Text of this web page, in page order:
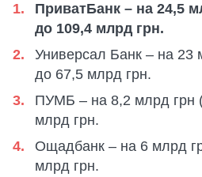
ПриватБанк – на 24,5
до 109,4 млрд грн.
Универсал Банк – на 23
до 67,5 млрд грн.
ПУМБ – на 8,2 млрд грн
млрд грн.
Ощадбанк – на 6 млрд
млрд грн.